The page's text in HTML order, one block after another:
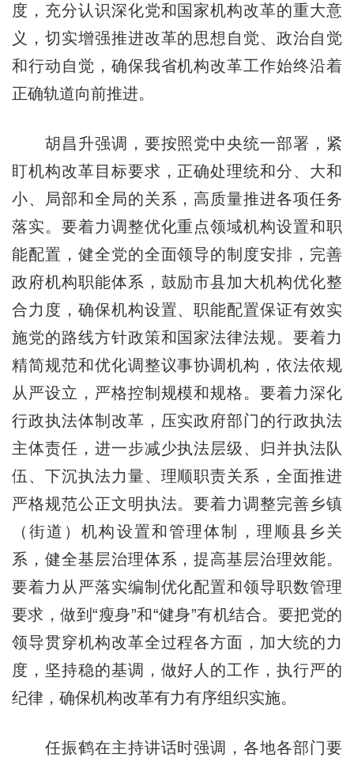
度，充分认识深化党和国家机构改革的重大意
义，切实增强推进改革的思想自觉、政治自觉
和行动自觉，确保我省机构改革工作始终沿着
正确轨道向前推进。
胡昌升强调，要按照党中央统一部署，紧
盯机构改革目标要求，正确处理统和分、大和
小、局部和全局的关系，高质量推进各项任务
落实。要着力调整优化重点领域机构设置和职
能配置，健全党的全面领导的制度安排，完善
政府机构职能体系，鼓励市县加大机构优化整
合力度，确保机构设置、职能配置保证有效实
施党的路线方针政策和国家法律法规。要着力
精简规范和优化调整议事协调机构，依法依规
从严设立，严格控制规模和规格。要着力深化
行政执法体制改革，压实政府部门的行政执法
主体责任，进一步减少执法层级、归并执法队
伍、下沉执法力量、理顺职责关系，全面推进
严格规范公正文明执法。要着力调整完善乡镇
（街道）机构设置和管理体制，理顺县乡关
系，健全基层治理体系，提高基层治理效能。
要着力从严落实编制优化配置和领导职数管理
要求，做到“瘦身”和“健身”有机结合。要把党的
领导贯穿机构改革全过程各方面，加大统的力
度，坚持稳的基调，做好人的工作，执行严的
纪律，确保机构改革有力有序组织实施。
任振鹤在主持讲话时强调，各地各部门要